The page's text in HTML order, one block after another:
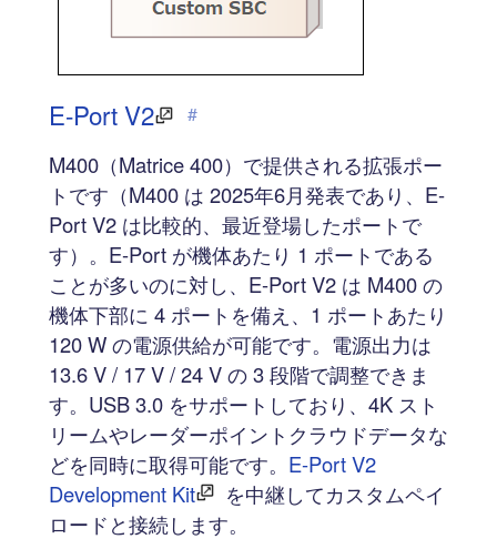
E-Port V2 #
M400（Matrice 400）で提供される拡張ポー
トです（M400 は 2025年6月発表であり、E-
Port V2 は比較的、最近登場したポートで
す）。E-Port が機体あたり 1 ポートである
ことが多いのに対し、E-Port V2 は M400 の
機体下部に 4 ポートを備え、1 ポートあたり
120 W の電源供給が可能です。電源出力は
13.6 V / 17 V / 24 V の 3 段階で調整できま
す。USB 3.0 をサポートしており、4K スト
リームやレーダーポイントクラウドデータな
どを同時に取得可能です。 E-Port V2
Development Kit
を中継してカスタムペイ
ロードと接続します。